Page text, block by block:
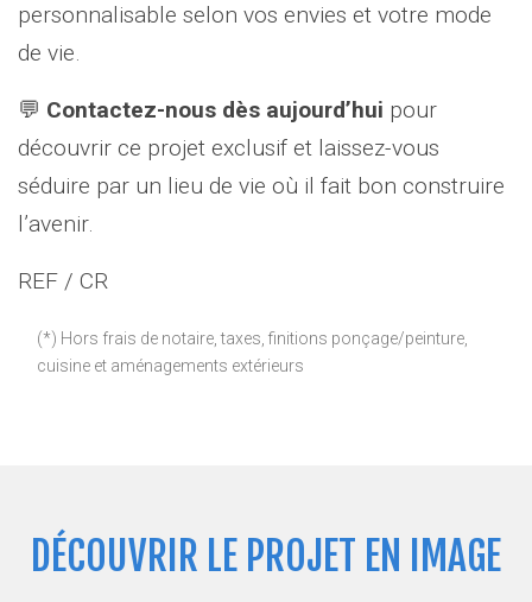
personnalisable selon vos envies et votre mode
de vie.
💬 Contactez-nous dès aujourd’hui pour
découvrir ce projet exclusif et laissez-vous
séduire par un lieu de vie où il fait bon construire
l’avenir.
REF / CR
(*) Hors frais de notaire, taxes, finitions ponçage/peinture,
cuisine et aménagements extérieurs
DÉCOUVRIR LE PROJET EN IMAGE